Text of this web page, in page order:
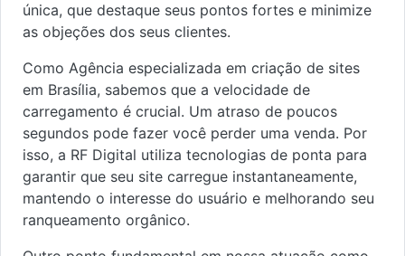
única, que destaque seus pontos fortes e minimize
as objeções dos seus clientes.
Como Agência especializada em criação de sites
em Brasília, sabemos que a velocidade de
carregamento é crucial. Um atraso de poucos
segundos pode fazer você perder uma venda. Por
isso, a RF Digital utiliza tecnologias de ponta para
garantir que seu site carregue instantaneamente,
mantendo o interesse do usuário e melhorando seu
ranqueamento orgânico.